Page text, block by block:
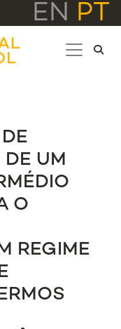
EN PT
DE UM
O
REGIME